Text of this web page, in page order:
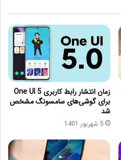
زمان انتشار رابط کاربری One UI 5
برای گوشی‌های سامسونگ مشخص
شد
5 شهریور 1401